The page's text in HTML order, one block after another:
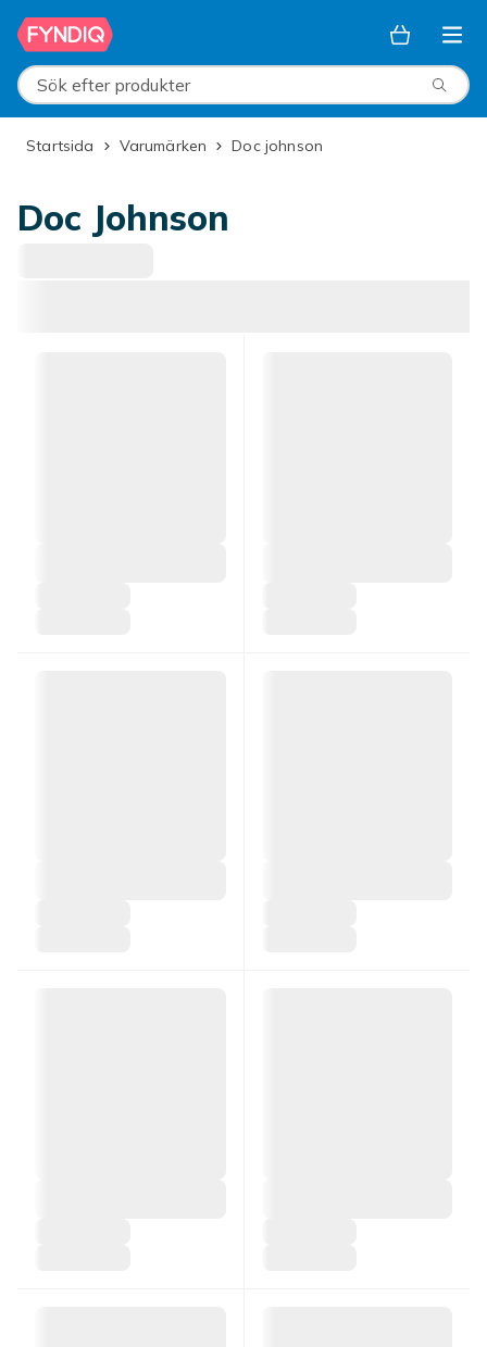
Hoppa till huvudinnehållet
Sök efter produkter
Startsida Varumärken doc johnson
Doc Johnson